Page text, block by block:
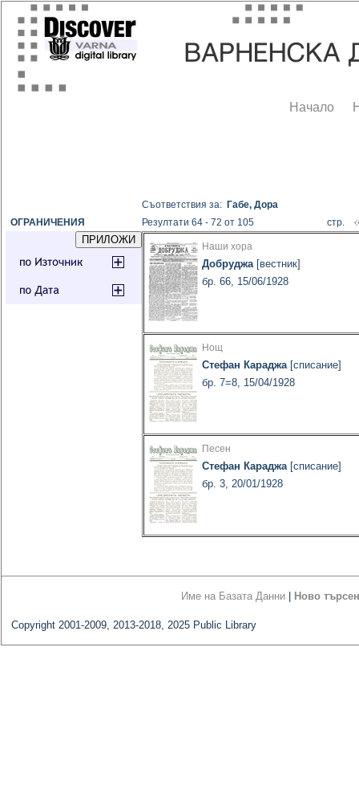
Начало
ОГРАНИЧЕНИЯ
Съответствия за: Габе, Дора
Резултати 64 - 72 от 105
стр.
Наши хора
Добруджа[вестник]
бр. 66, 15/06/1928
Нощ
Стефан Караджа[списание]
бр. 7=8, 15/04/1928
Песен
Стефан Караджа[списание]
бр. 3, 20/01/1928
Име на Базата Данни Ново
Copyright 2001-2009, 2013-2018, 2025 Public Library